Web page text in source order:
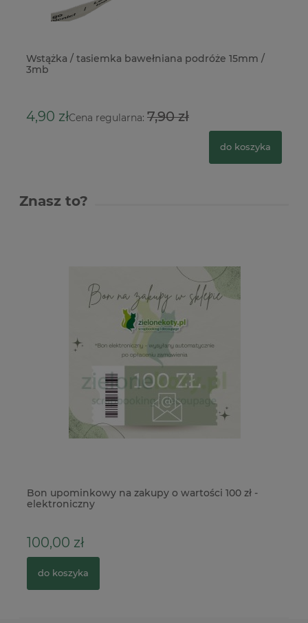
Wstążka / tasiemka bawełniana podróże 15mm /
3mb
4,90 złCena regularna: 7,90 zł
do koszyka
Znasz to?
Bon upominkowy na zakupy o wartości 100 zł -
elektroniczny
100,00 zł
do koszyka